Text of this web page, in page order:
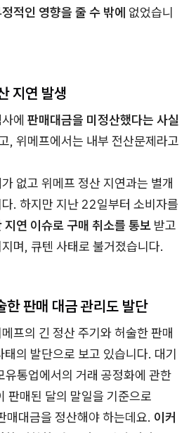
적인 영향을 줄 수 밖에 없었습니
지연 발생
에 판매대금을 미정산했다는 사실
, 위메프에서는 내부 전산문제라고
없고 위메프 정산 지연과는 별개
. 하지만 지난 22일부터 소비자를
지연 이슈로 구매 취소를 통보 받고
며, 큐텐 사태로 불거졌습니다.
한 판매 대금 관리도 발단
프의 긴 정산 주기와 허술한 판매
태의 발단으로 보고 있습니다. 대기
유통업에서의 거래 공정화에 관한
판매된 달의 말일을 기준으로
대금을 정산해야 하는데요. 이커